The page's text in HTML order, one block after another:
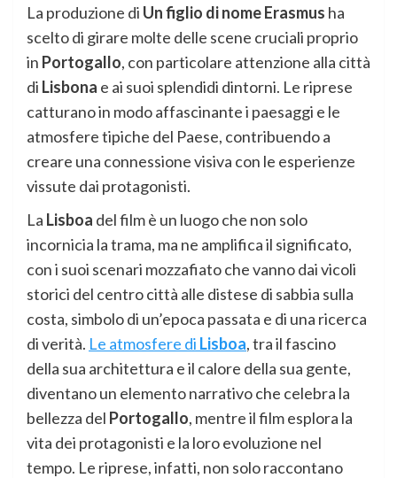
La produzione di Un figlio di nome Erasmus ha
scelto di girare molte delle scene cruciali proprio
in Portogallo, con particolare attenzione alla città
di Lisbona e ai suoi splendidi dintorni. Le riprese
catturano in modo affascinante i paesaggi e le
atmosfere tipiche del Paese, contribuendo a
creare una connessione visiva con le esperienze
vissute dai protagonisti.
La Lisboa del film è un luogo che non solo
incornicia la trama, ma ne amplifica il significato,
con i suoi scenari mozzafiato che vanno dai vicoli
storici del centro città alle distese di sabbia sulla
costa, simbolo di un’epoca passata e di una ricerca
di verità. Le atmosfere di Lisboa, tra il fascino
della sua architettura e il calore della sua gente,
diventano un elemento narrativo che celebra la
bellezza del Portogallo, mentre il film esplora la
vita dei protagonisti e la loro evoluzione nel
tempo. Le riprese, infatti, non solo raccontano